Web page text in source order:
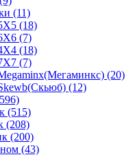
(11)
(18)
(7)
(18)
(7)
(20)
(12)
(515)
(208)
(200)
(43)